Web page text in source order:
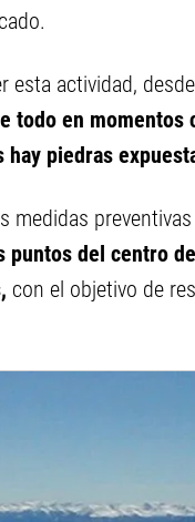
esta actividad,
todo en momentos
hay piedras
medidas
puntos del centro
con el objetivo de